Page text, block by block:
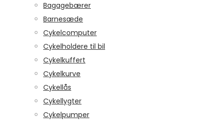
Bagagebærer
Barnesæde
Cykelcomputer
Cykelholdere til bil
Cykelkuffert
Cykelkurve
Cykellås
Cykellygter
Cykelpumper